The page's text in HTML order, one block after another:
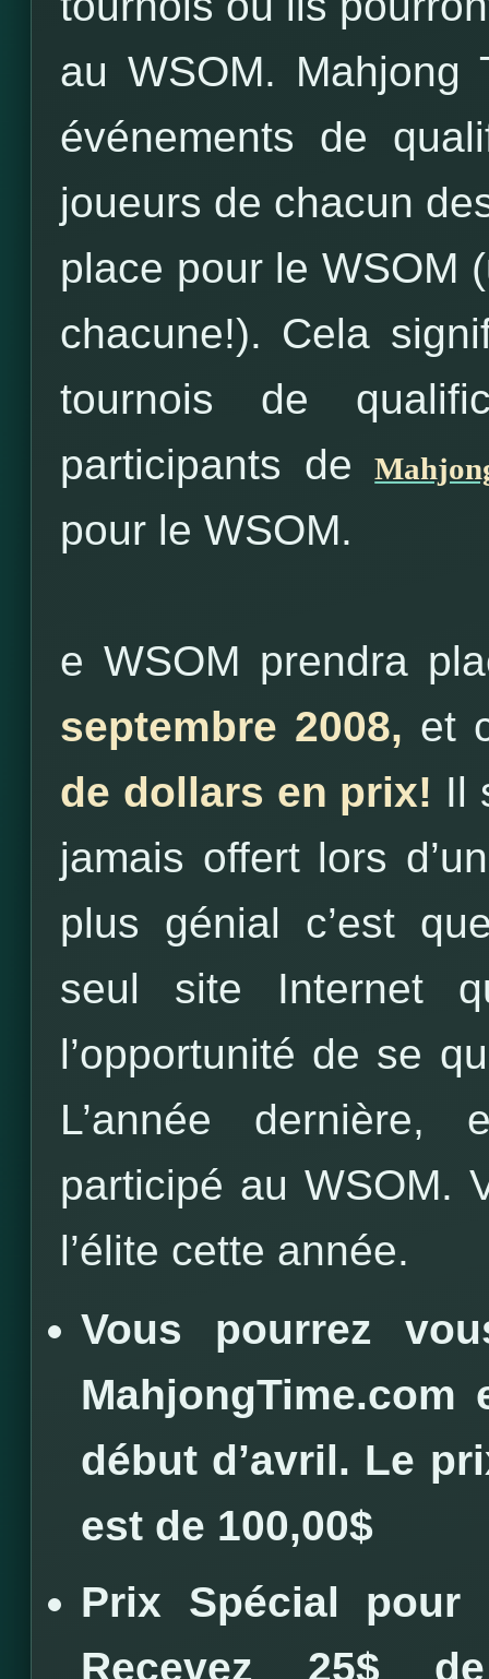
au WSOM. Mahjong
événements de
joueurs de chacun
place pour le WSOM
chacune!). Cela
tournois de
participants de
pour le WSOM.
e WSOM prendra
septembre 2008, et
de dollars en prix! Il
jamais offert lors
plus génial c’est
seul site Internet
l’opportunité de se
L’année
participé au WSOM.
l’élite cette année.
Vous pourrez
début d’avril. Le
est de 100,00$
Prix Spécial pour
Recevez 25$